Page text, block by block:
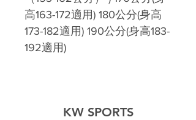
高163-172適用) 180公分(身高
173-182適用) 190公分(身高183-
192適用)
KW SPORTS